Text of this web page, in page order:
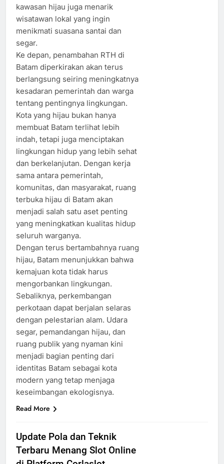
kawasan hijau juga menarik
wisatawan lokal yang ingin
menikmati suasana santai dan
segar.
Ke depan, penambahan RTH di
Batam diperkirakan akan terus
berlangsung seiring meningkatnya
kesadaran pemerintah dan warga
tentang pentingnya lingkungan.
Kota yang hijau bukan hanya
membuat Batam terlihat lebih
indah, tetapi juga menciptakan
lingkungan hidup yang lebih sehat
dan berkelanjutan. Dengan kerja
sama antara pemerintah,
komunitas, dan masyarakat, ruang
terbuka hijau di Batam akan
menjadi salah satu aset penting
yang meningkatkan kualitas hidup
seluruh warganya.
Dengan terus bertambahnya ruang
hijau, Batam menunjukkan bahwa
kemajuan kota tidak harus
mengorbankan lingkungan.
Sebaliknya, perkembangan
perkotaan dapat berjalan selaras
dengan pelestarian alam. Udara
segar, pemandangan hijau, dan
ruang publik yang nyaman kini
menjadi bagian penting dari
identitas Batam sebagai kota
modern yang tetap menjaga
keseimbangan ekologisnya.
Read More
Update Pola dan Teknik
Terbaru Menang Slot Online